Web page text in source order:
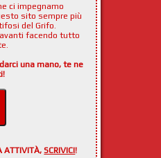
ci impegnamo
sito sempre più
del Grifo.
facendo tutto
una mano, te ne
ATTIVITÀ,SCRIVICI!